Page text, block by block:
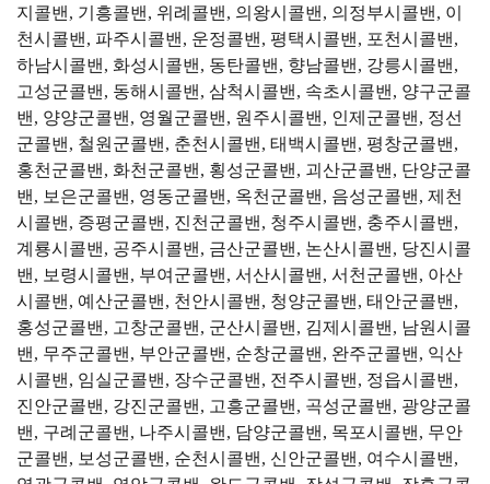
지콜밴, 기흥콜밴, 위례콜밴, 의왕시콜밴, 의정부시콜밴, 이
천시콜밴, 파주시콜밴, 운정콜밴, 평택시콜밴, 포천시콜밴,
하남시콜밴, 화성시콜밴, 동탄콜밴, 향남콜밴, 강릉시콜밴,
고성군콜밴, 동해시콜밴, 삼척시콜밴, 속초시콜밴, 양구군콜
밴, 양양군콜밴, 영월군콜밴, 원주시콜밴, 인제군콜밴, 정선
군콜밴, 철원군콜밴, 춘천시콜밴, 태백시콜밴, 평창군콜밴,
홍천군콜밴, 화천군콜밴, 횡성군콜밴, 괴산군콜밴, 단양군콜
밴, 보은군콜밴, 영동군콜밴, 옥천군콜밴, 음성군콜밴, 제천
시콜밴, 증평군콜밴, 진천군콜밴, 청주시콜밴, 충주시콜밴,
계룡시콜밴, 공주시콜밴, 금산군콜밴, 논산시콜밴, 당진시콜
밴, 보령시콜밴, 부여군콜밴, 서산시콜밴, 서천군콜밴, 아산
시콜밴, 예산군콜밴, 천안시콜밴, 청양군콜밴, 태안군콜밴,
홍성군콜밴, 고창군콜밴, 군산시콜밴, 김제시콜밴, 남원시콜
밴, 무주군콜밴, 부안군콜밴, 순창군콜밴, 완주군콜밴, 익산
시콜밴, 임실군콜밴, 장수군콜밴, 전주시콜밴, 정읍시콜밴,
진안군콜밴, 강진군콜밴, 고흥군콜밴, 곡성군콜밴, 광양군콜
밴, 구례군콜밴, 나주시콜밴, 담양군콜밴, 목포시콜밴, 무안
군콜밴, 보성군콜밴, 순천시콜밴, 신안군콜밴, 여수시콜밴,